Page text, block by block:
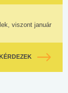
viszont január